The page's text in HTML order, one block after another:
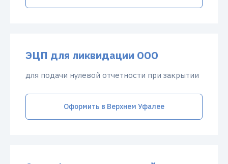
ЭЦП для ликвидации ООО
для подачи нулевой отчетности при закрытии
Оформить в Верхнем Уфалее